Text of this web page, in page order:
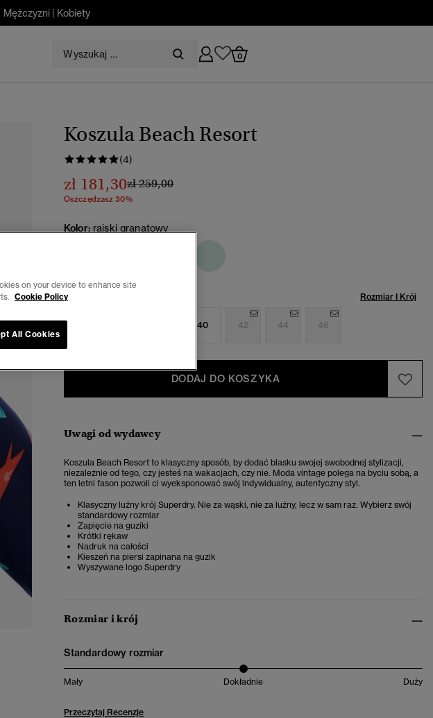
Mężczyzni | Kobiety
0
Koszula Beach Resort
(4)
zł 181,30Cena obniżona od
zł 259,00do
Oszczędzasz 30%
Kolor: rajski granatowy
Wybierz Rozmiar: Rozmiar I Krój
40 42 44 46
DODAJ DO KOSZYKA
Uwagi od wydawcy
Koszula Beach Resort to klasyczny sposób, by dodać blasku swojej swobodnej stylizacji,
niezależnie od tego, czy jesteś na wakacjach, czy nie. Moda vintage polega na byciu sobą, a
ten letni fason pozwoli ci wyeksponować swój indywidualny, autentyczny styl.
Klasyczny luźny krój Superdry. Nie za wąski, nie za luźny, lecz w sam raz. Wybierz swój
standardowy rozmiar
Zapięcie na guziki
Krótki rękaw
Nadruk na całości
Kieszeń na piersi zapinana na guzik
Wyszywane logo Superdry
Rozmiar i krój
Standardowy rozmiar
Mały Dokładnie Duży
Przeczytaj Recenzje
on your device to enhance site
Cookie Policy
All Cookies